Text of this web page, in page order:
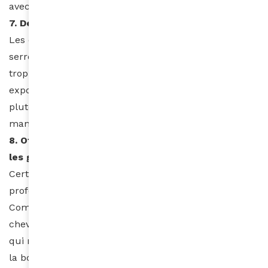
avec de l’huile végétale.
7. Des coiffures protectrices tout en douceur
Les coiffures qui demandent l’ajout d’extensions, qui
serrent à l’extrême vos cheveux et qui sont portées
trop longtemps, les fragilisent et les cassent. Ne vous
exposez pas à une alopécie de traction. Recherchez
plutôt des coiffures dont la réalisation nécessite une
manipulation plus douce de vos cheveux.
8. Offrez-vous les services d’un professionnel pour
les grandes occasions
Certains soins requièrent la main experte d’un
professionnel, comme une coupe ou une teinture.
Combien de fois vous avez essayé de vous teindre les
cheveux à la maison et avez été déçu par le résultat
qui ne correspondait en rien à la photo affichée sur
la boîte. Mettez de l’argent de côté et offrez-vous les